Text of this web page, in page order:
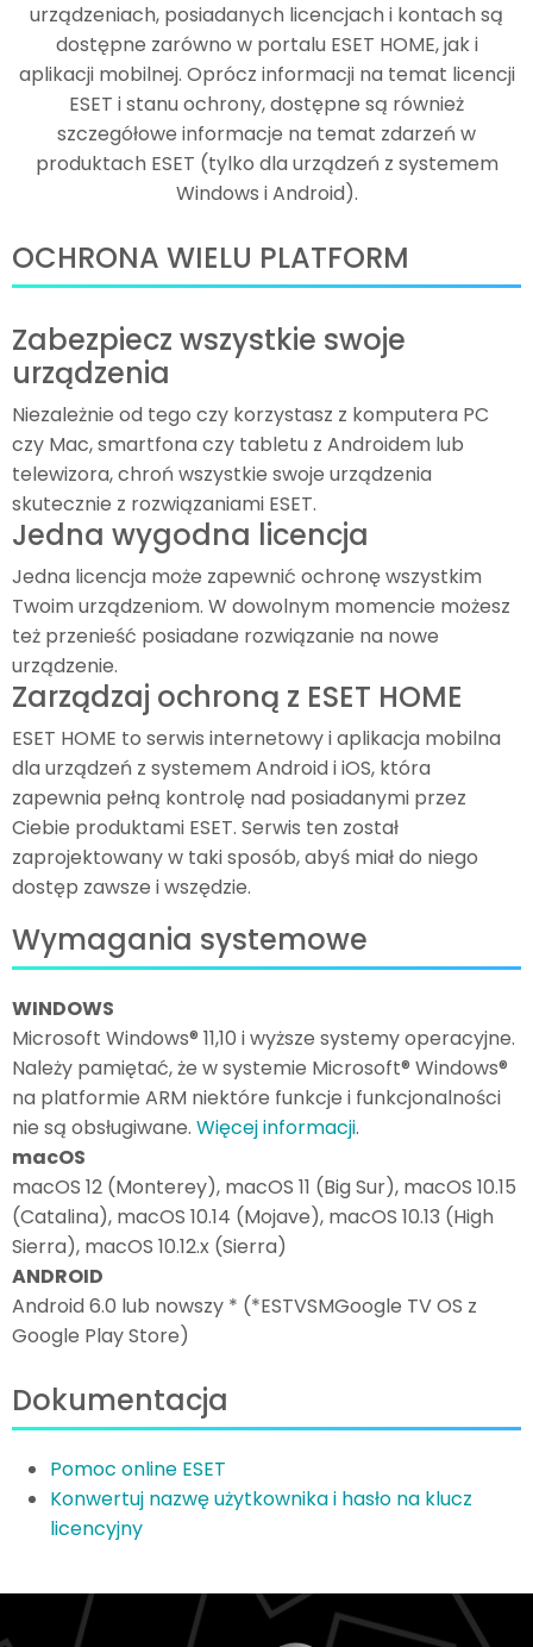
urządzeniach, posiadanych licencjach i kontach są
dostępne zarówno w portalu ESET HOME, jak i
aplikacji mobilnej. Oprócz informacji na temat licencji
ESET i stanu ochrony, dostępne są również
szczegółowe informacje na temat zdarzeń w
produktach ESET (tylko dla urządzeń z systemem
Windows i Android).
OCHRONA WIELU PLATFORM
Zabezpiecz wszystkie swoje
urządzenia
Niezależnie od tego czy korzystasz z komputera PC
czy Mac, smartfona czy tabletu z Androidem lub
telewizora, chroń wszystkie swoje urządzenia
skutecznie z rozwiązaniami ESET.
Jedna wygodna licencja
Jedna licencja może zapewnić ochronę wszystkim
Twoim urządzeniom. W dowolnym momencie możesz
też przenieść posiadane rozwiązanie na nowe
urządzenie.
Zarządzaj ochroną z ESET HOME
ESET HOME to serwis internetowy i aplikacja mobilna
dla urządzeń z systemem Android i iOS, która
zapewnia pełną kontrolę nad posiadanymi przez
Ciebie produktami ESET. Serwis ten został
zaprojektowany w taki sposób, abyś miał do niego
dostęp zawsze i wszędzie.
Wymagania systemowe
WINDOWS
Microsoft Windows® 11,10 i wyższe systemy operacyjne.
Należy pamiętać, że w systemie Microsoft® Windows®
na platformie ARM niektóre funkcje i funkcjonalności
nie są obsługiwane. Więcej informacji.
macOS
macOS 12 (Monterey), macOS 11 (Big Sur), macOS 10.15
(Catalina), macOS 10.14 (Mojave), macOS 10.13 (High
Sierra), macOS 10.12.x (Sierra)
ANDROID
Android 6.0 lub nowszy * (*ESTVSMGoogle TV OS z
Google Play Store)
Dokumentacja
Pomoc online ESET
Konwertuj nazwę użytkownika i hasło na klucz
licencyjny